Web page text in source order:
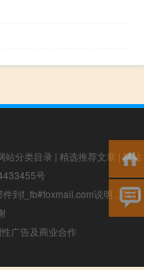
站分类目录 | 精选推荐文章 |网站
号
到f_fb#foxmail.com说明，我们
广告及商业合作